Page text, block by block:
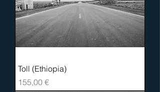
Toll (Ethiopia)
Prix
155,00 €